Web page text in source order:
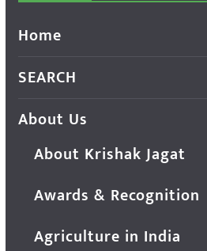
Home
SEARCH
About Us
About Krishak Jagat
Awards & Recognition
Agriculture in India